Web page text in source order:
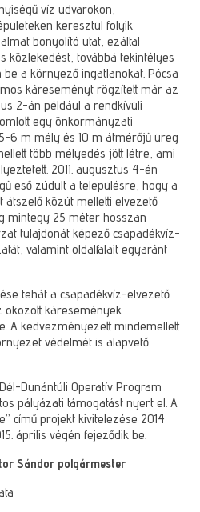
víz udvarokon,
keresztül folyik
bonyolító utat, ezáltal
közlekedést, továbbá tekintélyes
a környező ingatlanokat. Pócsa
káreseményt rögzített már az
2-án például a rendkívüli
egy önkormányzati
6 m mély és 10 m átmérőjű üreg
több mélyedés jött létre, ami
2011. augusztus 4-én
eső zúdult a településre, hogy a
átszelő közút melletti elvezető
mintegy 25 méter hosszan
tulajdonát képező csapadékvíz-
valamint oldalfalait egyaránt
tehát a csapadékvíz-elvezető
okozott káresemények
A kedvezményezett mindemellett
védelmét is alapvető
Dunántúli Operatív Program
pályázati támogatást nyert el. A
című projekt kivitelezése 2014
április végén fejeződik be.
Sándor polgármester